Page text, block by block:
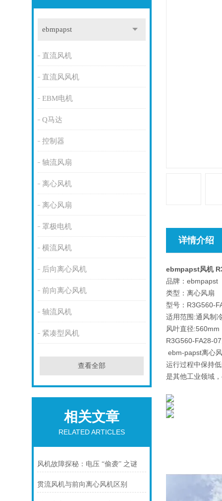
ebmpapst
直流风机
直流风风机
EBM电机
Q马达
控制器
轴流风扇
离心风机
离心风扇
罩极电机
横流风机
后向离心风机
前向离心风机
轴流风机
紧凑型风机
查看全部
相关文章
RELATED ARTICLES
风机故障探秘：电压 “偷袭” 之谜
贯流风机与前向离心风机区别
详情介绍
ebmpapst风机
品牌：ebmpapst
类型：离心风扇
型号：R3G560-
适用范围:通风制
风叶直径:560mm
R3G560-FA28-
ebm-papst离心
运行过程中保持
是其他工业领域